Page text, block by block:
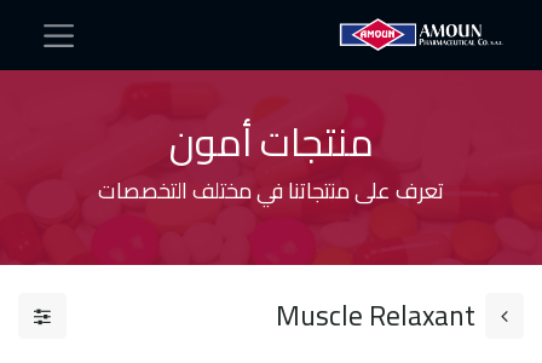
منتجات أمون
تعرف على منتجاتنا في مختلف التخصصات
Muscle Relaxant